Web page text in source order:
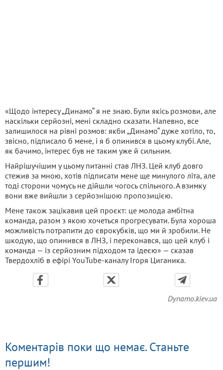
«Щодо інтересу „Динамо“ я не знаю. Були якісь розмови, але
наскільки серйозні, мені складно сказати. Напевно, все
залишилося на рівні розмов: якби „Динамо“ дуже хотіло, то,
звісно, підписало б мене, і я б опинився в цьому клубі. Але,
як бачимо, інтерес був не таким уже й сильним.
Найрішучішим у цьому питанні став ЛНЗ. Цей клуб довго
стежив за мною, хотів підписати мене ще минулого літа, але
тоді сторони чомусь не дійшли чогось спільного. А взимку
вони вже вийшли з серйознішою пропозицією.
Мене також зацікавив цей проєкт: це молода амбітна
команда, разом з якою хочеться прогресувати. Була хороша
можливість потрапити до єврокубків, що ми й зробили. Не
шкодую, що опинився в ЛНЗ, і переконався, що цей клуб і
команда — із серйозним підходом та ідеєю» — сказав
Твердохліб в ефірі YouTube-каналу Ігоря Циганика.
Dynamo.kiev.ua
Коментарів поки що немає. Станьте
першим!